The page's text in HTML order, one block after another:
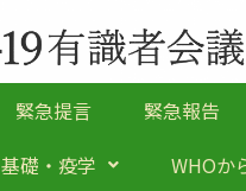
緊急提言 緊急報告
基礎・疫学 WHOか